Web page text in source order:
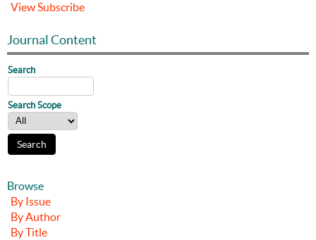
ViewSubscribe
Journal Content
Search
Search Scope
Browse
By Issue
By Author
By Title